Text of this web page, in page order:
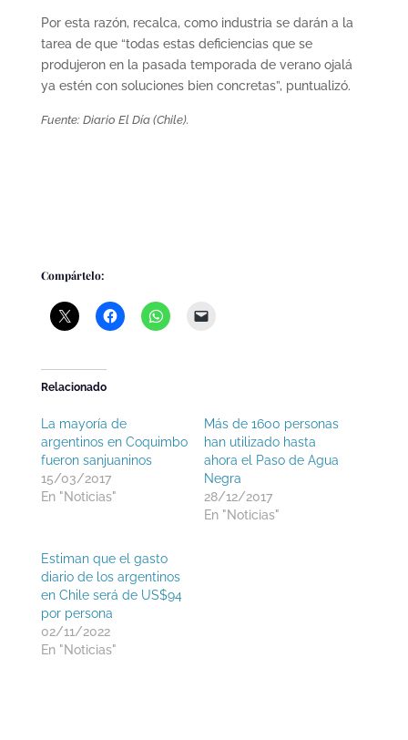
Por esta razón, recalca, como industria se darán a la
tarea de que “todas estas deficiencias que se
produjeron en la pasada temporada de verano ojalá
ya estén con soluciones bien concretas”, puntualizó.
Fuente: Diario El Día (Chile).
Compártelo:
Relacionado
La mayoría de
argentinos en Coquimbo
fueron sanjuaninos
15/03/2017
En "Noticias"
Más de 1600 personas
han utilizado hasta
ahora el Paso de Agua
Negra
28/12/2017
En "Noticias"
Estiman que el gasto
diario de los argentinos
en Chile será de US$94
por persona
02/11/2022
En "Noticias"